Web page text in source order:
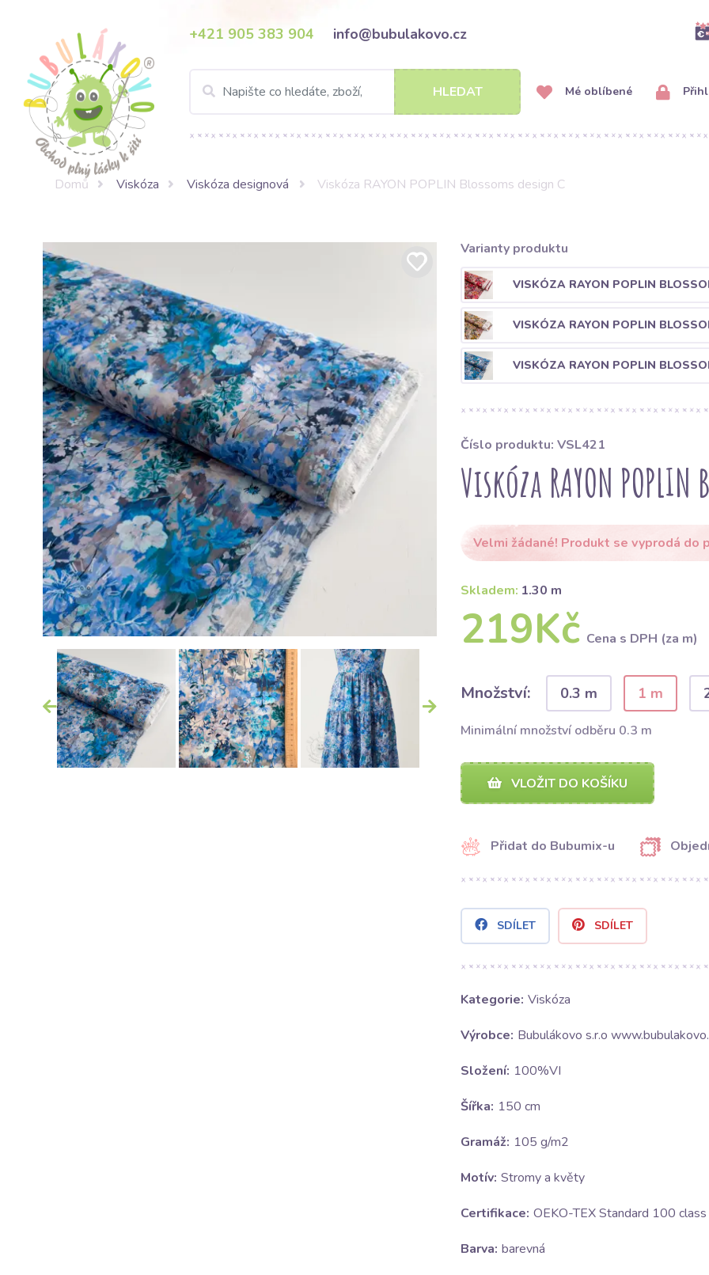
+421 905 383 904 info@bubulakovo.cz
HLEDAT Mé oblíbené
Domů Viskóza Viskóza designová Viskóza RAYON POPLIN Blossoms design C
Varianty produktu
VISKÓZA RAYON POPLIN
VISKÓZA RAYON POPLIN
VISKÓZA RAYON POPLIN
Číslo produktu: VSL421
Viskóza RAYON
Velmi žádané! Produkt se vyprodá do
Skladem: 1.30 m
219Kč Cena s DPH (za m)
Množství: 0.3 m 1 m
Minimální množství odběru 0.3 m
VLOŽIT DO KOŠÍKU
Přidat do Bubumix-u
SDÍLET SDÍLET
Kategorie: Viskóza
Výrobce: Bubulákovo s.r.o
Složení: 100%VI
Šířka: 150 cm
Gramáž: 105 g/m2
Motív: Stromy a květy
Certifikace: OEKO-TEX Standard 100 class
Barva: barevná